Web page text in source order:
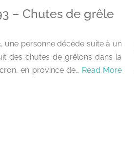
– Chutes de grêle
une personne décède suite à un
des chutes de grêlons dans la
en province de… Read More